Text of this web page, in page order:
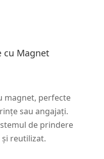
cu Magnet
magnet, perfecte
sau angajați.
de prindere
reutilizat.